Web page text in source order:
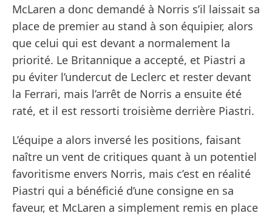
McLaren a donc demandé à Norris s’il laissait sa
place de premier au stand à son équipier, alors
que celui qui est devant a normalement la
priorité. Le Britannique a accepté, et Piastri a
pu éviter l’undercut de Leclerc et rester devant
la Ferrari, mais l’arrêt de Norris a ensuite été
raté, et il est ressorti troisième derrière Piastri.
L’équipe a alors inversé les positions, faisant
naître un vent de critiques quant à un potentiel
favoritisme envers Norris, mais c’est en réalité
Piastri qui a bénéficié d’une consigne en sa
faveur, et McLaren a simplement remis en place